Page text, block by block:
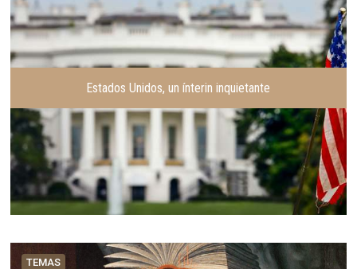
Estados Unidos, un ínterin inquietante
TEMAS